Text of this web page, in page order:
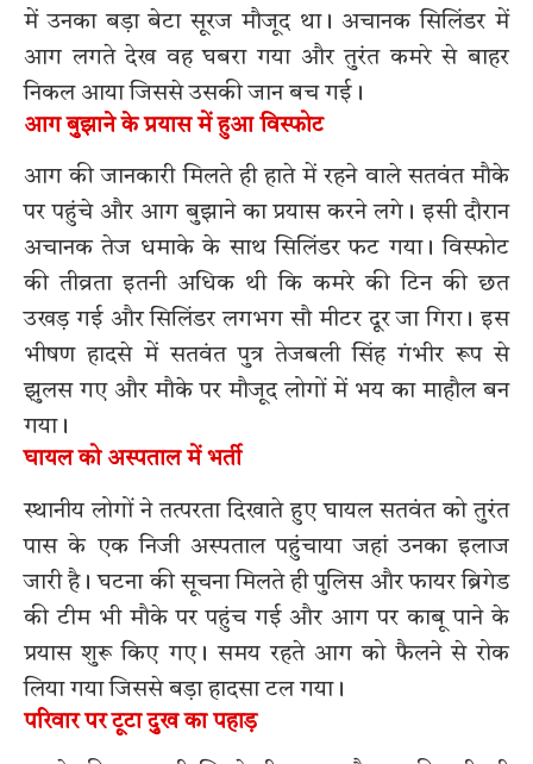
में उनका बड़ा बेटा सूरज मौजूद था। अचानक सिलिंडर में
आग लगते देख वह घबरा गया और तुरंत कमरे से बाहर
निकल आया जिससे उसकी जान बच गई।
आग बुझाने के प्रयास में हुआ विस्फोट
आग की जानकारी मिलते ही हाते में रहने वाले सतवंत मौके
पर पहुंचे और आग बुझाने का प्रयास करने लगे। इसी दौरान
अचानक तेज धमाके के साथ सिलिंडर फट गया। विस्फोट
की तीव्रता इतनी अधिक थी कि कमरे की टिन की छत
उखड़ गई और सिलिंडर लगभग सौ मीटर दूर जा गिरा। इस
भीषण हादसे में सतवंत पुत्र तेजबली सिंह गंभीर रूप से
झुलस गए और मौके पर मौजूद लोगों में भय का माहौल बन
गया।
घायल को अस्पताल में भर्ती
स्थानीय लोगों ने तत्परता दिखाते हुए घायल सतवंत को तुरंत
पास के एक निजी अस्पताल पहुंचाया जहां उनका इलाज
जारी है। घटना की सूचना मिलते ही पुलिस और फायर ब्रिगेड
की टीम भी मौके पर पहुंच गई और आग पर काबू पाने के
प्रयास शुरू किए गए। समय रहते आग को फैलने से रोक
लिया गया जिससे बड़ा हादसा टल गया।
परिवार पर टूटा दुख का पहाड़